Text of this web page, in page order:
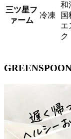
三ツ星フ
ァーム
冷凍
和
国
エ
ク